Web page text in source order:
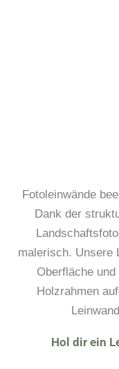
Fotoleinwände
Dank der
malerisch. Unsere
Oberfläche
Holzrahmen
Hol dir ein